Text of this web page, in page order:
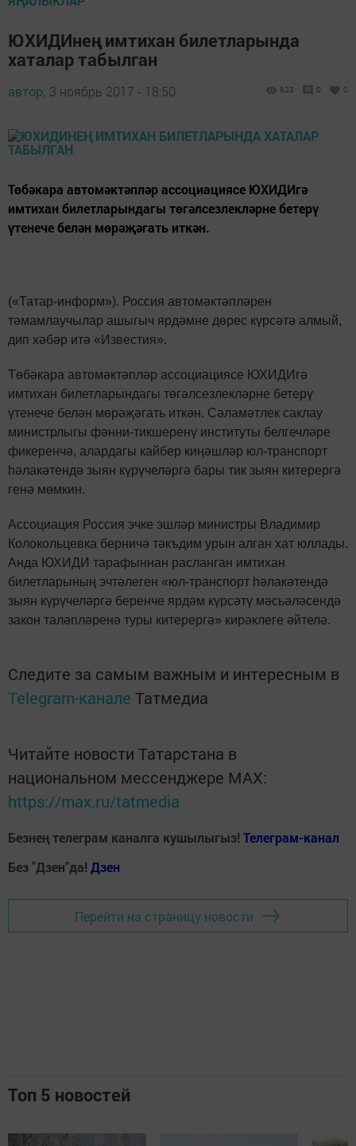
ЮХИДИнең имтихан билетларында
хаталар табылган
автор, 3 ноябрь 2017 - 18:50 823 0 0
Төбәкара автомәктәпләр ассоциациясе ЮХИДИгә
имтихан билетларындагы төгәлсезлекләрне бетерү
үтенече белән мөрәҗәгать иткән.
(«Татар-информ»). Россия автомәктәпләрен
тәмамлаучылар ашыгыч ярдәмне дөрес күрсәтә алмый,
дип хәбәр итә «Известия».
Төбәкара автомәктәпләр ассоциациясе ЮХИДИгә
имтихан билетларындагы төгәлсезлекләрне бетерү
үтенече белән мөрәҗәгать иткән. Сәламәтлек саклау
министрлыгы фәнни-тикшеренү институты белгечләре
фикеренчә, алардагы кайбер киңәшләр юл-транспорт
һәлакәтендә зыян күрүчеләргә бары тик зыян китерергә
генә мөмкин.
Ассоциация Россия эчке эшләр министры Владимир
Колокольцевка берничә тәкъдим урын алган хат юллады.
Анда ЮХИДИ тарафыннан расланган имтихан
билетларының эчтәлеген «юл-транспорт һәлакәтендә
зыян күрүчеләргә беренче ярдәм күрсәтү мәсьәләсендә
закон таләпләренә туры китерергә» кирәклеге әйтелә.
Следите за самым важным и интересным в
Telegram-канале Татмедиа
Читайте новости Татарстана в
национальном мессенджере MАХ:
https://max.ru/tatmedia
Безнең телеграм каналга кушылыгыз! Телеграм-канал
Без "Дзен"да! Дзен
Перейти на страницу новости
Топ 5 новостей